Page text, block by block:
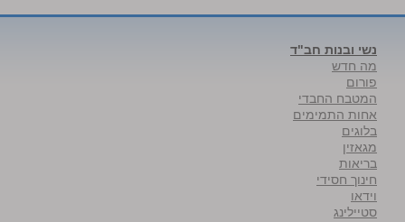
נשי ובנות חב"ד
מה חדש
פורום
המטבח החבדי
אחות התמימים
בלוגים
מגאזין
בריאות
חינוך חסידי
וידאו
סטיילינג